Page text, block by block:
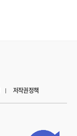
저작권정책